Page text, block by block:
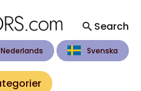
Search
Nederlands Svenska